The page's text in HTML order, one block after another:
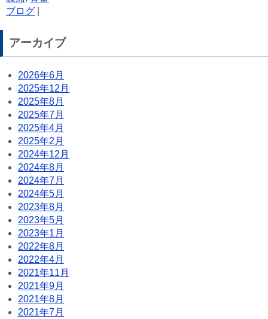
ブログ
アーカイブ
2026年6月
2025年12月
2025年8月
2025年7月
2025年4月
2025年2月
2024年12月
2024年8月
2024年7月
2024年5月
2023年8月
2023年5月
2023年1月
2022年8月
2022年4月
2021年11月
2021年9月
2021年8月
2021年7月